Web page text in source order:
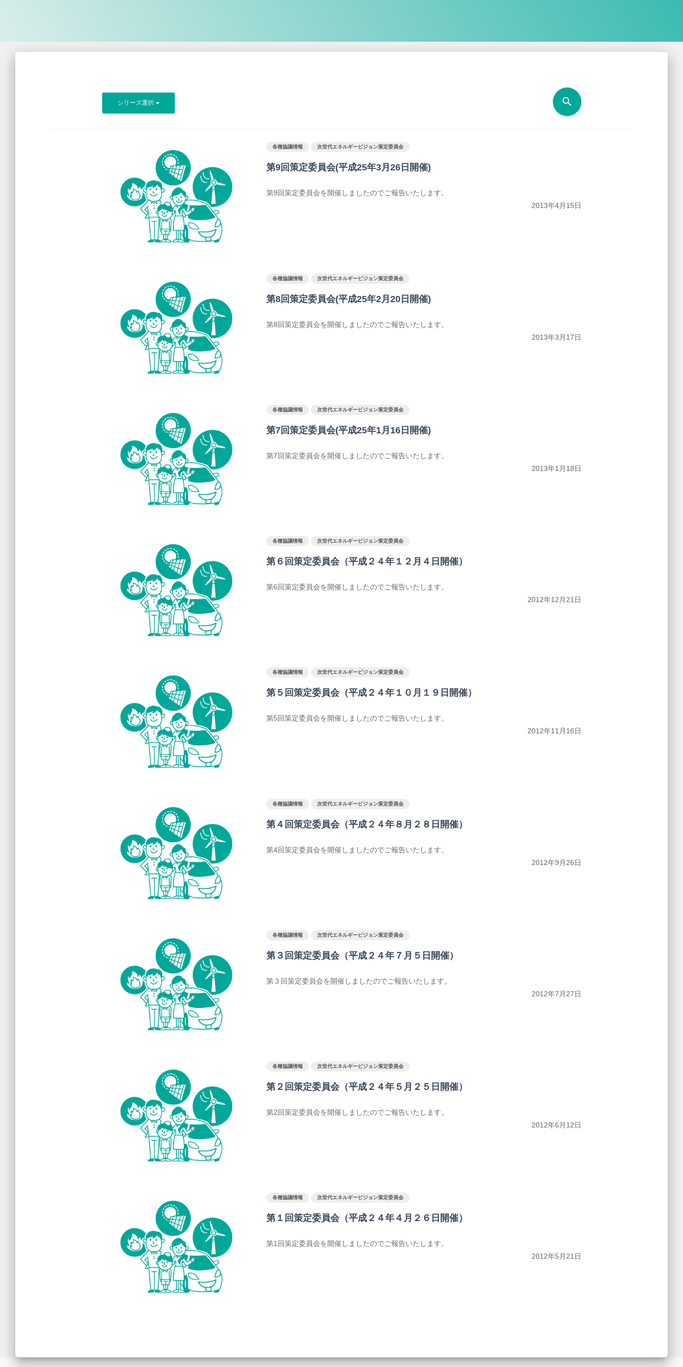
シリーズ選択 search
各種協議情報 次世代エネルギービジョン策定委員会
第9回策定委員会(平成25年3月26日開催)
第9回策定委員会を開催しましたのでご報告いたします。
2013年4月15日
各種協議情報 次世代エネルギービジョン策定委員会
第8回策定委員会(平成25年2月20日開催)
第8回策定委員会を開催しましたのでご報告いたします。
2013年3月17日
各種協議情報 次世代エネルギービジョン策定委員会
第7回策定委員会(平成25年1月16日開催)
第7回策定委員会を開催しましたのでご報告いたします。
2013年1月18日
各種協議情報 次世代エネルギービジョン策定委員会
第６回策定委員会（平成２４年１２月４日開催）
第6回策定委員会を開催しましたのでご報告いたします。
2012年12月21日
各種協議情報 次世代エネルギービジョン策定委員会
第５回策定委員会（平成２４年１０月１９日開催）
第5回策定委員会を開催しましたのでご報告いたします。
2012年11月16日
各種協議情報 次世代エネルギービジョン策定委員会
第４回策定委員会（平成２４年８月２８日開催）
第4回策定委員会を開催しましたのでご報告いたします。
2012年9月26日
各種協議情報 次世代エネルギービジョン策定委員会
第３回策定委員会（平成２４年７月５日開催）
第３回策定委員会を開催しましたのでご報告いたします。
2012年7月27日
各種協議情報 次世代エネルギービジョン策定委員会
第２回策定委員会（平成２４年５月２５日開催）
第2回策定委員会を開催しましたのでご報告いたします。
2012年6月12日
各種協議情報 次世代エネルギービジョン策定委員会
第１回策定委員会（平成２４年４月２６日開催）
第1回策定委員会を開催しましたのでご報告いたします。
2012年5月21日